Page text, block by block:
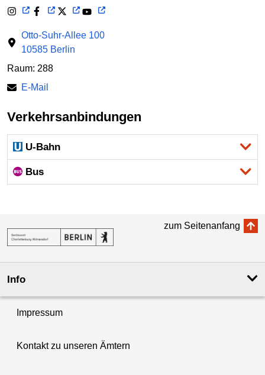
Otto-Suhr-Allee 100
10585 Berlin
Raum: 288
E-Mail
Verkehrsanbindungen
U-Bahn
Bus
zum Seitenanfang
Info
Impressum
Kontakt zu unseren Ämtern